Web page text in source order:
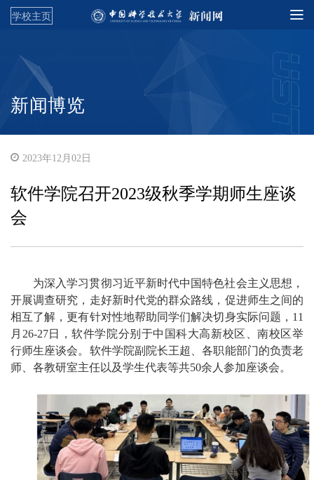
学校主页
新闻博览
2023年12月02日
软件学院召开2023级秋季学期师生座谈
会
为深入学习贯彻习近平新时代中国特色社会主义思想，
开展调查研究，走好新时代党的群众路线，促进师生之间的
相互了解，更有针对性地帮助同学们解决切身实际问题，11
月26-27日，软件学院分别于中国科大高新校区、南校区举
行师生座谈会。软件学院副院长王超、各职能部门的负责老
师、各教研室主任以及学生代表等共50余人参加座谈会。